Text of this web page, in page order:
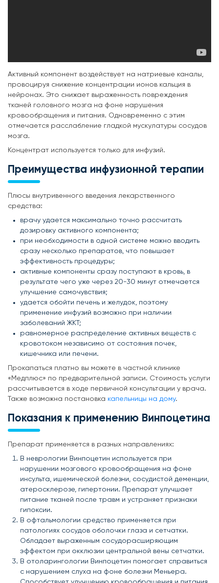
Активный компонент воздействует на натриевые каналы,
провоцируя снижение концентрации ионов кальция в
нейронах. Это снижает выраженность повреждения
тканей головного мозга на фоне нарушения
кровообращения и питания. Одновременно с этим
отмечается расслабление гладкой мускулатуры сосудов
мозга.
Концентрат используется только для инфузий.
Преимущества инфузионной терапии
Плюсы внутривенного введения лекарственного
средства:
врачу удается максимально точно рассчитать
дозировку активного компонента;
при необходимости в одной системе можно вводить
сразу несколько препаратов, что повышает
эффективность процедуры;
активные компоненты сразу поступают в кровь, в
результате чего уже через 20-30 минут отмечается
улучшение самочувствия;
удается обойти печень и желудок, поэтому
применение инфузий возможно при наличии
заболеваний ЖКТ;
равномерное распределение активных веществ с
кровотоком независимо от состояния почек,
кишечника или печени.
Прокапаться платно вы можете в частной клинике
«Медплюс» по предварительной записи. Стоимость услуги
рассчитывается в ходе первичной консультации у врача.
Также возможна постановка капельницы на дому.
Показания к применению Винпоцетина
Препарат применяется в разных направлениях:
В неврологии Винпоцетин используется при
нарушении мозгового кровообращения на фоне
инсульта, ишемической болезни, сосудистой деменции,
атеросклерозе, гипертонии. Препарат улучшает
питание тканей после травм и устраняет признаки
гипоксии.
В офтальмологии средство применяется при
патологиях сосудов оболочки глаза и сетчатки.
Обладает выраженным сосудорасширяющим
эффектом при окклюзии центральной вены сетчатки.
В отоларингологии Винпоцетин помогает справиться
с нарушением слуха на фоне болезни Меньера.